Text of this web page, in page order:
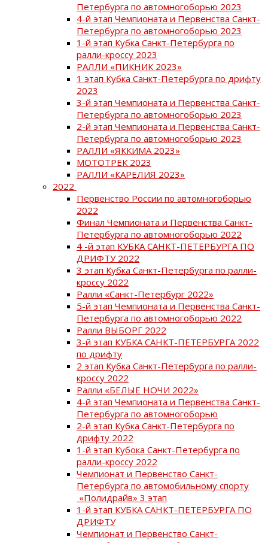
Петербурга по автомногоборью 2023
4-й этап Чемпионата и Первенства Санкт-
Петербурга по автомногоборью 2023
1-й этап Кубка Санкт-Петербурга по
ралли-кроссу 2023
РАЛЛИ «ПИКНИК 2023»
1 этап Кубка Санкт-Петербурга по дрифту
2023
3-й этап Чемпионата и Первенства Санкт-
Петербурга по автомногоборью 2023
2-й этап Чемпионата и Первенства Санкт-
Петербурга по автомногоборью 2023
РАЛЛИ «ЯККИМА 2023»
МОТОТРЕК 2023
РАЛЛИ «КАРЕЛИЯ 2023»
2022
Первенство России по автомногоборью
2022
Финал Чемпионата и Первенства Санкт-
Петербурга по автомногоборью 2022
4 -й этап КУБКА САНКТ-ПЕТЕРБУРГА ПО
ДРИФТУ 2022
3 этап Кубка Санкт-Петербурга по ралли-
кроссу 2022
Ралли «Санкт-Петербург 2022»
5-й этап Чемпионата и Первенства Санкт-
Петербурга по автомногоборью 2022
Ралли ВЫБОРГ 2022
3-й этап КУБКА САНКТ-ПЕТЕРБУРГА 2022
по дрифту
2 этап Кубка Санкт-Петербурга по ралли-
кроссу 2022
Ралли «БЕЛЫЕ НОЧИ 2022»
4-й этап Чемпионата и Первенства Санкт-
Петербурга по автомногоборью
2-й этап Кубка Санкт-Петербурга по
дрифту 2022
1-й этап Кубока Санкт-Петербурга по
ралли-кроссу 2022
Чемпионат и Первенство Санкт-
Петербурга по автомобильному спорту
«Полидрайв» 3 этап
1-й этап КУБКА САНКТ-ПЕТЕРБУРГА ПО
ДРИФТУ
Чемпионат и Первенство Санкт-